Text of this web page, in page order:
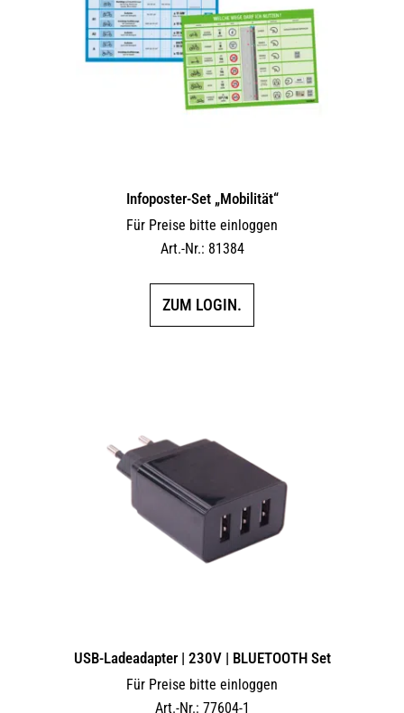
Infoposter-Set „Mobilität“
Für Preise bitte einloggen
Art.-Nr.: 81384
ZUM LOGIN.
USB-Ladeadapter | 230V | BLUETOOTH Set
Für Preise bitte einloggen
Art.-Nr.: 77604-1